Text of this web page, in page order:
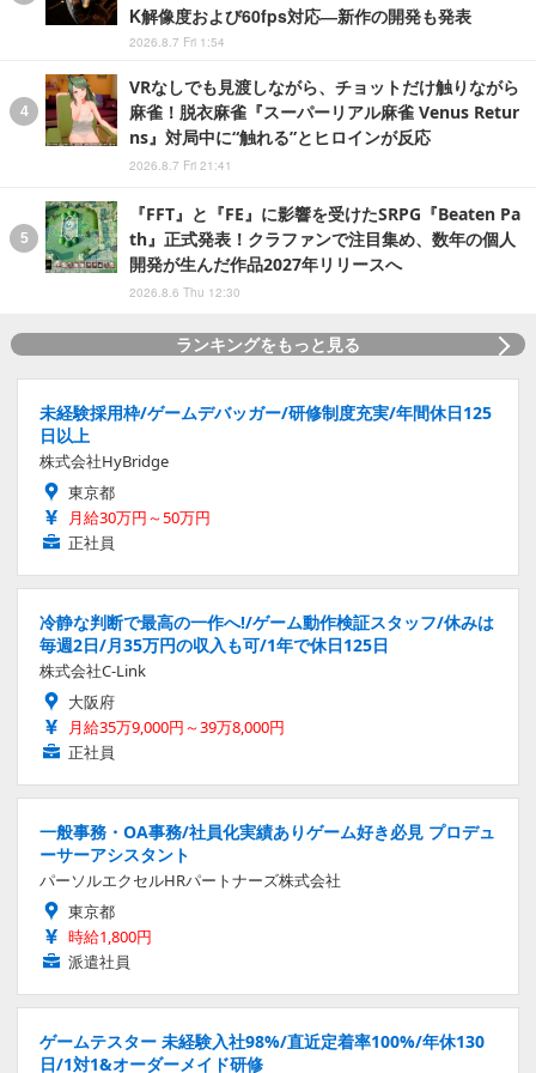
K解像度および60fps対応―新作の開発も発表
2026.8.7 Fri 1:54
VRなしでも見渡しながら、チョットだけ触りながら
麻雀！脱衣麻雀『スーパーリアル麻雀 Venus Retur
ns』対局中に“触れる”とヒロインが反応
2026.8.7 Fri 21:41
『FFT』と『FE』に影響を受けたSRPG『Beaten Pa
th』正式発表！クラファンで注目集め、数年の個人
開発が生んだ作品2027年リリースへ
2026.8.6 Thu 12:30
ランキングをもっと見る
未経験採用枠/ゲームデバッガー/研修制度充実/年間休日125
日以上
株式会社HyBridge
東京都
月給30万円～50万円
正社員
冷静な判断で最高の一作へ!/ゲーム動作検証スタッフ/休みは
毎週2日/月35万円の収入も可/1年で休日125日
株式会社C-Link
大阪府
月給35万9,000円～39万8,000円
正社員
一般事務・OA事務/社員化実績ありゲーム好き必見 プロデュ
ーサーアシスタント
パーソルエクセルHRパートナーズ株式会社
東京都
時給1,800円
派遣社員
ゲームテスター 未経験入社98%/直近定着率100%/年休130
日/1対1&オーダーメイド研修